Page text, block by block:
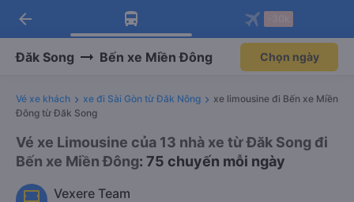
Tải app Vexere ngay!
Nhận ưu đãi thành viên độc
Mở app
Tải app Vexere
-30k/ghế khi đặt vé máy bay qua
Mở app
arrow_back
Đăk Song Bến xe Miền Đông Chọn ngày
Vé xe khách xe đi Sài Gòn từ Đăk Nông
xe limousine đi Bến xe Miền
Đông từ Đăk Song
Vé xe Limousine của 13 nhà xe từ Đăk Song đi
Bến xe Miền Đông: 75 chuyến mỗi ngày
Vexere Team